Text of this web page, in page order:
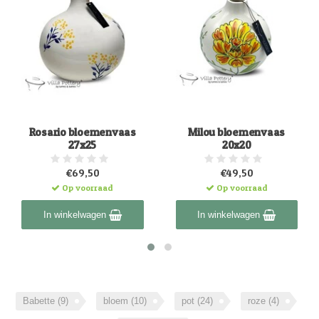
Rosario bloemenvaas
27x25
€69,50
Op voorraad
In winkelwagen
Milou bloemenvaas
20x20
€49,50
Op voorraad
In winkelwagen
Babette (9) bloem (10) pot (24) roze (4)